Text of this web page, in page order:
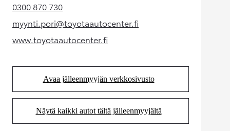
0300 870 730(Aukeaa uudessa välilehdessä)
myynti.pori@toyotaautocenter.fi
(Aukeaa uudessa välilehdessä)
www.toyotaautocenter.fi(Aukeaa uudessa välilehdessä)
Avaa jälleenmyyjän verkkosivusto
(Aukeaa uudessa välilehdessä)
Näytä kaikki autot tältä jälleenmyyjältä
(Aukeaa uudessa välilehdessä)